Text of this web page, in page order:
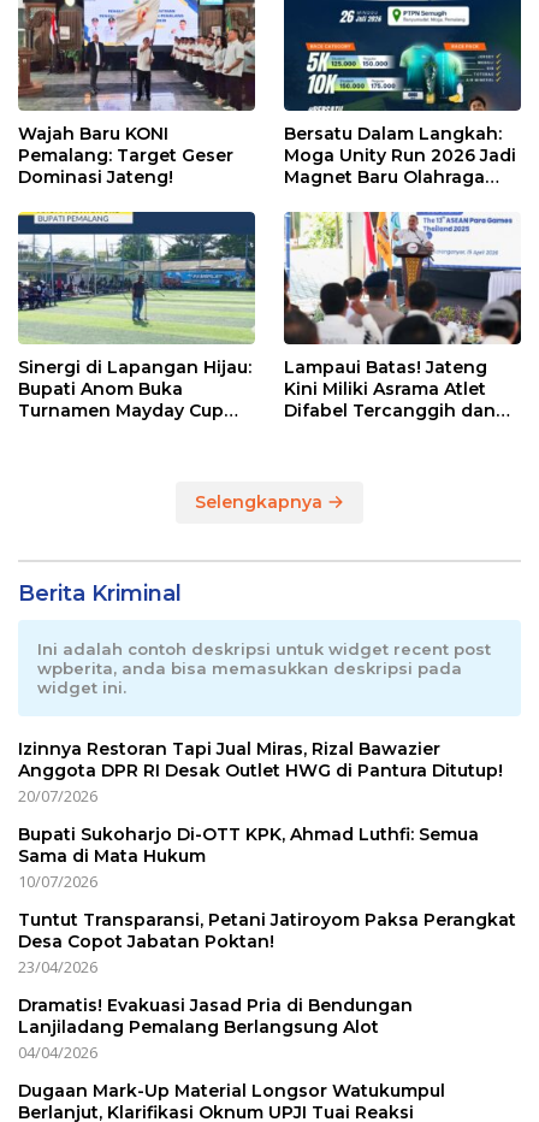
Wajah Baru KONI
Pemalang: Target Geser
Dominasi Jateng!
Bersatu Dalam Langkah:
Moga Unity Run 2026 Jadi
Magnet Baru Olahraga
Sinergi di Lapangan Hijau:
Bupati Anom Buka
Turnamen Mayday Cup
Lampaui Batas! Jateng
Kini Miliki Asrama Atlet
Difabel Tercanggih dan
Selengkapnya
Berita Kriminal
Ini adalah contoh deskripsi untuk widget recent post
wpberita, anda bisa memasukkan deskripsi pada
widget ini.
Izinnya Restoran Tapi Jual Miras, Rizal Bawazier
Anggota DPR RI Desak Outlet HWG di Pantura Ditutup!
20/07/2026
Bupati Sukoharjo Di-OTT KPK, Ahmad Luthfi: Semua
Sama di Mata Hukum
10/07/2026
Tuntut Transparansi, Petani Jatiroyom Paksa Perangkat
Desa Copot Jabatan Poktan!
23/04/2026
Dramatis! Evakuasi Jasad Pria di Bendungan
Lanjiladang Pemalang Berlangsung Alot
04/04/2026
Dugaan Mark-Up Material Longsor Watukumpul
Berlanjut, Klarifikasi Oknum UPJI Tuai Reaksi